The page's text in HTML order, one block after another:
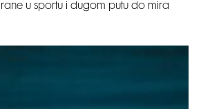
u sportu i dugom putu do mira